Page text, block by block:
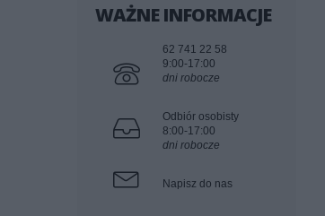
WAŻNE INFORMACJE
62 741 22 58
9:00-17:00
dni robocze
Odbiór osobisty
8:00-17:00
dni robocze
Napisz do nas